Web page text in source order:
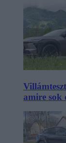
amire sok